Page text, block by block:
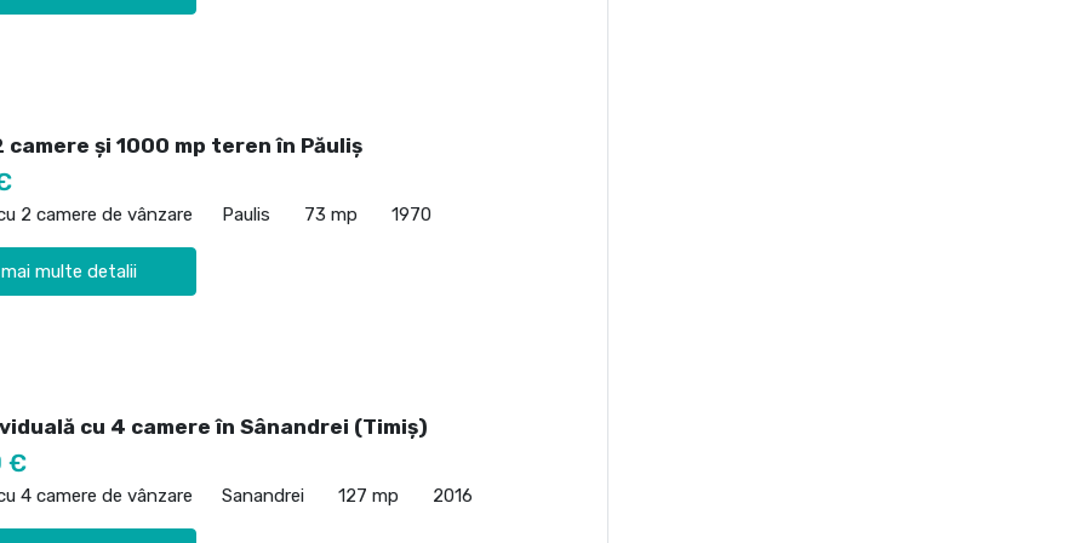
camere și 1000 mp teren în Păuliș
2 camere de vânzare Paulis 73 mp 1970
multe detalii
cu 4 camere în Sânandrei (Timiș)
€
4 camere de vânzare Sanandrei 127 mp 2016